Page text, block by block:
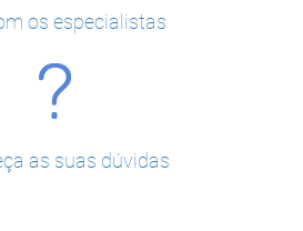
os especialistas
as suas dúvidas